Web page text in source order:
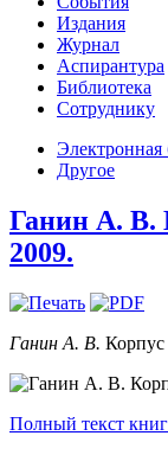
Издания
Журнал
Аспирантура
Библиотека
Сотруднику
Электронная
Другое
Ганин А. В.
2009.
Ганин А. В. Корпус
Полный текст